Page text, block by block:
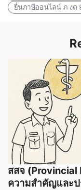
ยื่นภาษีออนไลน์ ภ งด
สสจ
ความสำคัญและ